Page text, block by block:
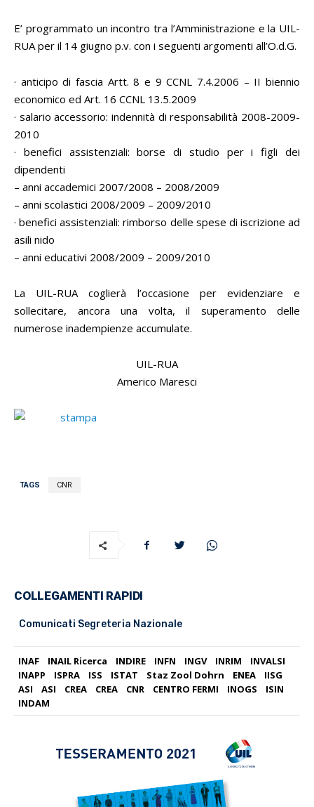
E’ programmato un incontro tra l’Amministrazione e la UIL-
RUA per il 14 giugno p.v. con i seguenti argomenti all’O.d.G.
· anticipo di fascia Artt. 8 e 9 CCNL 7.4.2006 – II biennio
economico ed Art. 16 CCNL 13.5.2009
· salario accessorio: indennità di responsabilità 2008-2009-
2010
· benefici assistenziali: borse di studio per i figli dei
dipendenti
– anni accademici 2007/2008 – 2008/2009
– anni scolastici 2008/2009 – 2009/2010
· benefici assistenziali: rimborso delle spese di iscrizione ad
asili nido
– anni educativi 2008/2009 – 2009/2010
La UIL-RUA coglierà l’occasione per evidenziare e
sollecitare, ancora una volta, il superamento delle
numerose inadempienze accumulate.
UIL-RUA
Americo Maresci
TAGS CNR
COLLEGAMENTI RAPIDI
Comunicati Segreteria Nazionale
INAF INAIL Ricerca INDIRE INFN INGV INRIM
INVALSI
INAPP
ISPRA ISS ISTAT Staz Zool Dohrn ENEA
IISG
ASI
ASI CREA CREA CNR CENTRO FERMI INOGS
ISIN
INDAM